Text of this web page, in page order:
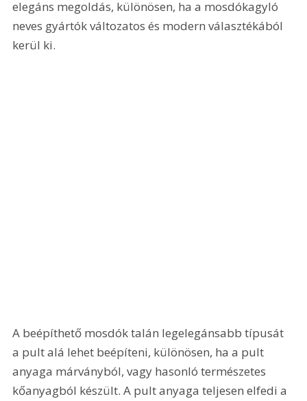
elegáns megoldás, különösen, ha a mosdókagyló
neves gyártók változatos és modern választékából
kerül ki.
A beépíthető mosdók talán legelegánsabb típusát
a pult alá lehet beépíteni, különösen, ha a pult
anyaga márványból, vagy hasonló természetes
kőanyagból készült. A pult anyaga teljesen elfedi a